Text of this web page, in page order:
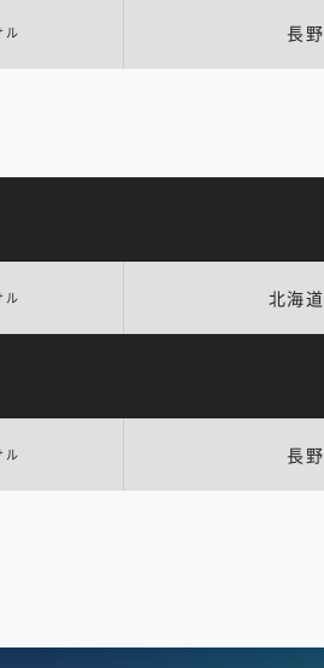
ル 長野
ル 北海道
ル 長野